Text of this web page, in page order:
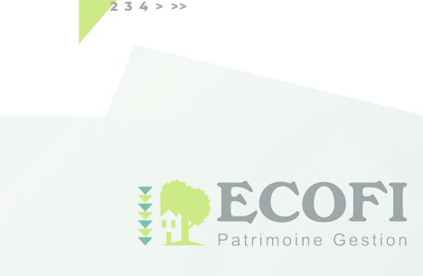
2 3 4 > >>